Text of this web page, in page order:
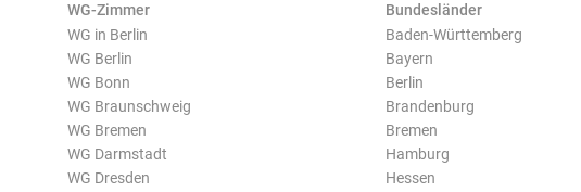
WG-Zimmer
WG in Berlin
WG Berlin
WG Bonn
WG Braunschweig
WG Bremen
WG Darmstadt
WG Dresden
Bundesländer
Baden-Württemberg
Bayern
Berlin
Brandenburg
Bremen
Hamburg
Hessen